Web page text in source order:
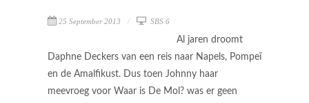
25 September 2013 SBS 6
Al jaren droomt
Daphne Deckers van een reis naar Napels, Pompeï
en de Amalfikust. Dus toen Johnny haar
meevroeg voor Waar is De Mol? was er geen